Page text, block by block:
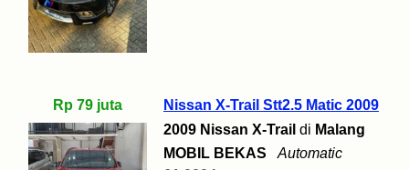
Rp 79 juta
Nissan X-Trail Stt2.5 Matic 2009
2009 Nissan X-Trail di Malang
MOBIL BEKAS
Automatic